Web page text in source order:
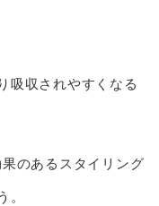
吸収されやすくなる
のあるスタイリング
。